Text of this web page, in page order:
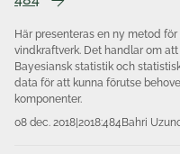
Här presenteras en ny metod
vindkraftverk. Det handlar om
Bayesiansk statistik och
data för att kunna förutse
komponenter.
08 dec. 2018|2018:484 Bahri